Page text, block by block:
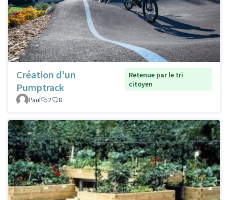
Création d'un
Pumptrack
Retenue par le tri
citoyen
Paul
2 8